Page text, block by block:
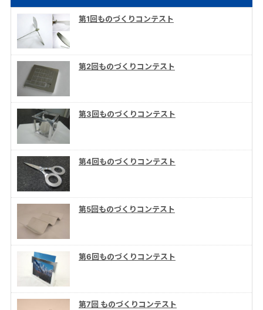
第1回ものづくりコンテスト
第2回ものづくりコンテスト
第3回ものづくりコンテスト
第4回ものづくりコンテスト
第5回ものづくりコンテスト
第6回ものづくりコンテスト
第7回 ものづくりコンテスト